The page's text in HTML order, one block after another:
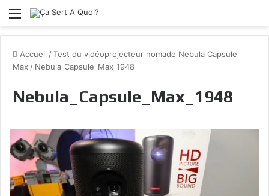
Menu
Accueil /Test du vidéoprojecteur nomade Nebula Capsule
Max / Nebula_Capsule_Max_1948
Nebula_Capsule_Max_1948